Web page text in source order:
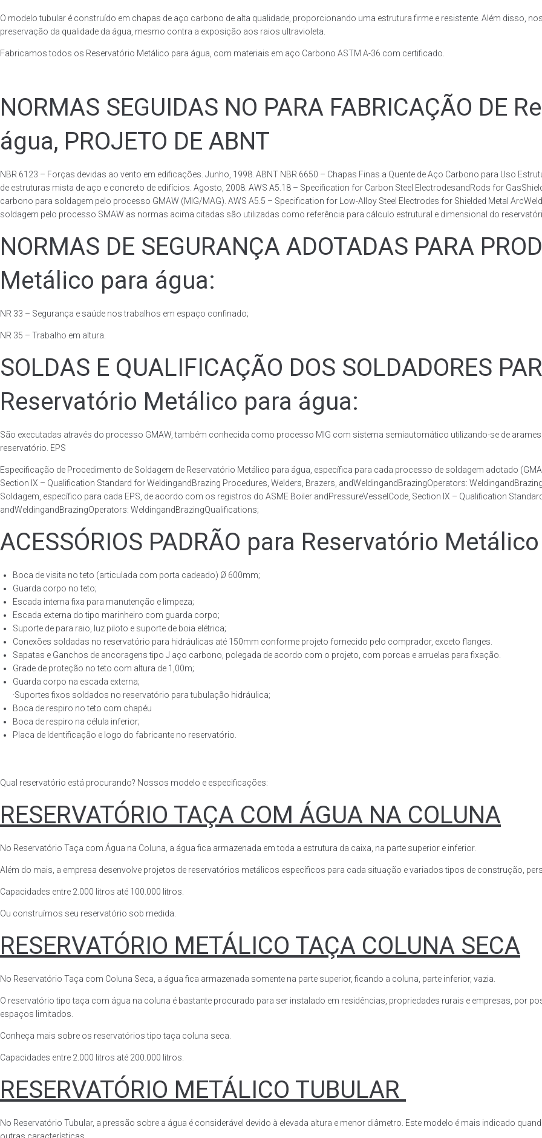
O modelo tubular é construído em chapas de aço carbono de alta qualidade, proporcionando uma estrutura firme e resistente. Além disso,
preservação da qualidade da água, mesmo contra a exposição aos raios ultravioleta.
Fabricamos todos os Reservatório Metálico para água, com materiais em aço Carbono ASTM A-36 com certificado.
NORMAS SEGUIDAS NO PARA FABRICAÇÃO DE
água, PROJETO DE ABNT
NBR 6123 – Forças devidas ao vento em edificações. Junho, 1998. ABNT NBR 6650 – Chapas Finas a Quente de Aço Carbono para Uso
de estruturas mista de aço e concreto de edifícios. Agosto, 2008. AWS A5.18 – Specification for Carbon Steel ElectrodesandRods for
carbono para soldagem pelo processo GMAW (MIG/MAG). AWS A5.5 – Specification for Low-Alloy Steel Electrodes for Shielded Metal
soldagem pelo processo SMAW as normas acima citadas são utilizadas como referência para cálculo estrutural e dimensional do
NORMAS DE SEGURANÇA ADOTADAS PARA
Metálico para água:
NR 33 – Segurança e saúde nos trabalhos em espaço confinado;
NR 35 – Trabalho em altura.
SOLDAS E QUALIFICAÇÃO DOS SOLDADORES
Reservatório Metálico para água:
São executadas através do processo GMAW, também conhecida como processo MIG com sistema semiautomático utilizando-se de
reservatório. EPS
Especificação de Procedimento de Soldagem de Reservatório Metálico para água, específica para cada processo de soldagem adotado
Section IX – Qualification Standard for WeldingandBrazing Procedures, Welders, Brazers, andWeldingandBrazingOperators:
Soldagem, específico para cada EPS, de acordo com os registros do ASME Boiler andPressureVesselCode, Section IX – Qualification
andWeldingandBrazingOperators: WeldingandBrazingQualifications;
ACESSÓRIOS PADRÃO para Reservatório
Boca de visita no teto (articulada com porta cadeado) Ø 600mm;
Guarda corpo no teto;
Escada interna fixa para manutenção e limpeza;
Escada externa do tipo marinheiro com guarda corpo;
Suporte de para raio, luz piloto e suporte de boia elétrica;
Conexões soldadas no reservatório para hidráulicas até 150mm conforme projeto fornecido pelo comprador, exceto flanges.
Sapatas e Ganchos de ancoragens tipo J aço carbono, polegada de acordo com o projeto, com porcas e arruelas para fixação.
Grade de proteção no teto com altura de 1,00m;
Guarda corpo na escada externa;
·Suportes fixos soldados no reservatório para tubulação hidráulica;
Boca de respiro no teto com chapéu
Boca de respiro na célula inferior;
Placa de Identificação e logo do fabricante no reservatório.
Qual reservatório está procurando? Nossos modelo e especificações:
RESERVATÓRIO TAÇA COM ÁGUA NA COLUNA
No Reservatório Taça com Água na Coluna, a água fica armazenada em toda a estrutura da caixa, na parte superior e inferior.
Além do mais, a empresa desenvolve projetos de reservatórios metálicos específicos para cada situação e variados tipos de construção,
Capacidades entre 2.000 litros até 100.000 litros.
Ou construímos seu reservatório sob medida.
RESERVATÓRIO METÁLICO TAÇA COLUNA SECA
No Reservatório Taça com Coluna Seca, a água fica armazenada somente na parte superior, ficando a coluna, parte inferior, vazia.
O reservatório tipo taça com água na coluna é bastante procurado para ser instalado em residências, propriedades rurais e empresas, por
espaços limitados.
Conheça mais sobre os reservatórios tipo taça coluna seca.
Capacidades entre 2.000 litros até 200.000 litros.
RESERVATÓRIO METÁLICO TUBULAR
No Reservatório Tubular, a pressão sobre a água é considerável devido à elevada altura e menor diâmetro. Este modelo é mais indicado